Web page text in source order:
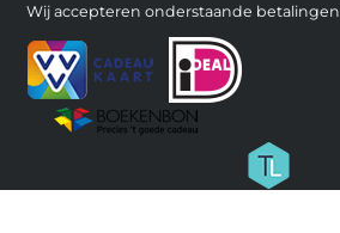
Wij accepteren onderstaande betalingen